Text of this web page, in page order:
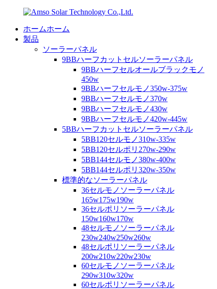
ホームホーム
製品
ソーラーパネル
9BBハーフカットセルソーラーパネル
9BBハーフセルオールブラックモノ
450w
9BBハーフセルモノ350w-375w
9BBハーフセルモノ370w
9BBハーフセルモノ430w
9BBハーフセルモノ420w-445w
5BBハーフカットセルソーラーパネル
5BB120セルモノ310w-335w
5BB120セルポリ270w-290w
5BB144セルモノ380w-400w
5BB144セルポリ320w-350w
標準的なソーラーパネル
36セルモノソーラーパネル
165w175w190w
36セルポリソーラーパネル
150w160w170w
48セルモノソーラーパネル
230w240w250w260w
48セルポリソーラーパネル
200w210w220w230w
60セルモノソーラーパネル
290w310w320w
60セルポリソーラーパネル